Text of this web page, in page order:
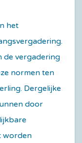
het
de vergadering
normen ten
Dergelijke
door
worden